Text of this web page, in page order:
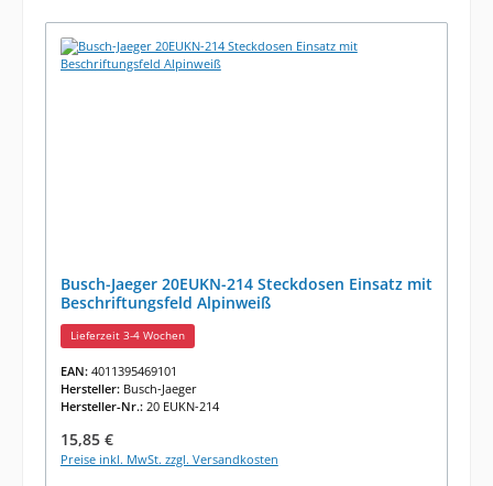
Busch-Jaeger 20EUKN-214 Steckdosen Einsatz mit
Beschriftungsfeld Alpinweiß
Lieferzeit 3-4 Wochen
EAN: 4011395469101
Hersteller: Busch-Jaeger
Hersteller-Nr.: 20 EUKN-214
Regulärer Preis:
15,85 €
Preise inkl. MwSt. zzgl. Versandkosten